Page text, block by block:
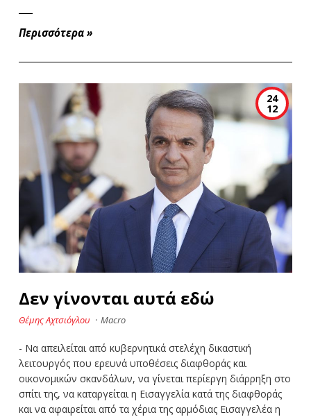
Περισσότερα »
24
12
Δεν γίνονται αυτά εδώ
Θέμης Αχτσιόγλου · Macro
- Να απειλείται από κυβερνητικά στελέχη δικαστική
λειτουργός που ερευνά υποθέσεις διαφθοράς και
οικονομικών σκανδάλων, να γίνεται περίεργη διάρρηξη στο
σπίτι της, να καταργείται η Εισαγγελία κατά της διαφθοράς
και να αφαιρείται από τα χέρια της αρμόδιας Εισαγγελέα η